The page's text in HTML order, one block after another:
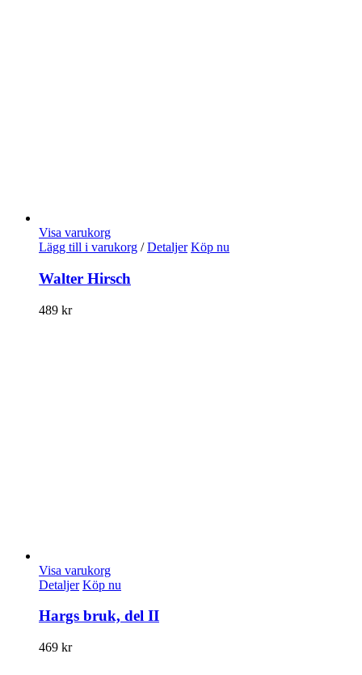
Visa varukorg
Lägg till i varukorg / Detaljer Köp nu
Walter Hirsch
489 kr
Visa varukorg
Detaljer Köp nu
Hargs bruk, del II
469 kr